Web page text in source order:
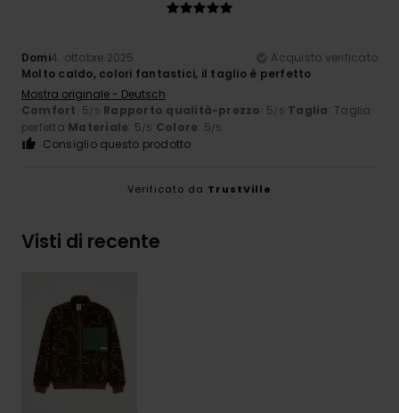
Domi4. ottobre 2025
Acquisto verificato
Molto caldo, colori fantastici, il taglio è perfetto
Mostra originale - Deutsch
Comfort: 5/5 Rapporto qualità-prezzo: 5/5 Taglia: Taglia
perfetta Materiale: 5/5 Colore: 5/5
Consiglio questo prodotto
Verificato da TrustVille
Visti di recente